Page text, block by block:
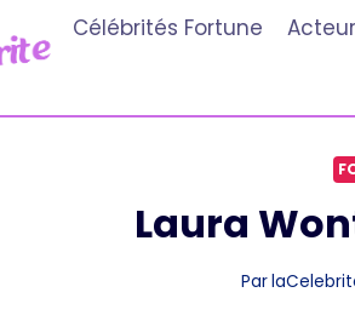
Célébrités Fortune
Laura
Par